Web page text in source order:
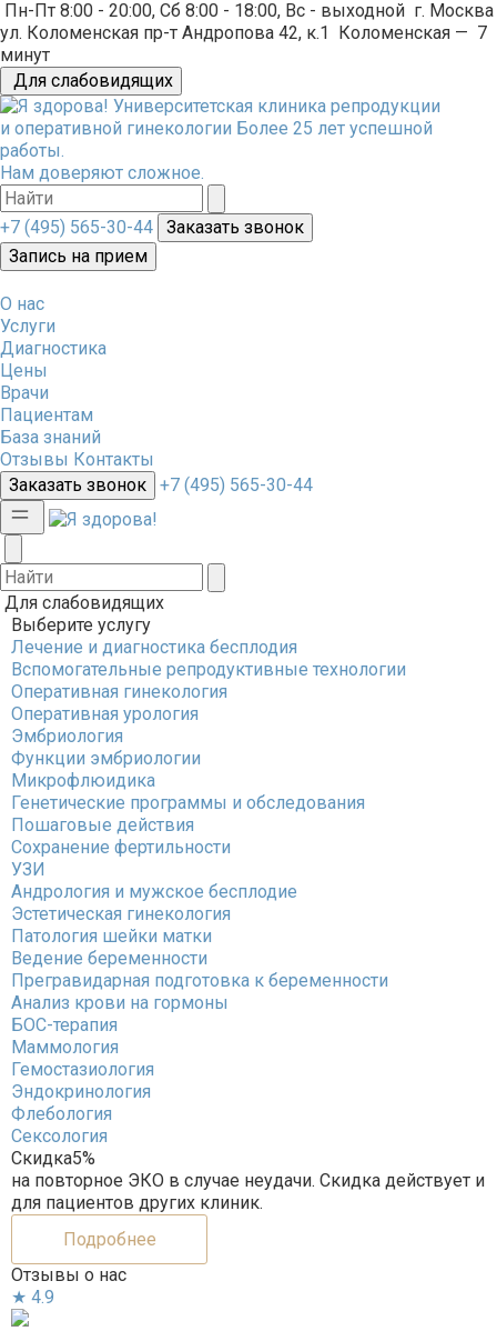
Пн-Пт 8:00 - 20:00, Сб 8:00 - 18:00, Вс - выходной г. Москва
ул. Коломенская пр-т Андропова 42, к.1 Коломенская — 7
минут
Для слабовидящих
Университетская клиника репродукции
и оперативной гинекологии Более 25 лет успешной
работы.
Нам доверяют сложное.
+7 (495) 565-30-44
Заказать звонок
Запись на прием
О нас
Услуги
Диагностика
Цены
Врачи
Пациентам
База знаний
Отзывы Контакты
Заказать звонок
+7 (495) 565-30-44
Для слабовидящих
Выберите услугу
Лечение и диагностика бесплодия
Вспомогательные репродуктивные технологии
Оперативная гинекология
Оперативная урология
Эмбриология
Функции эмбриологии
Микрофлюидика
Генетические программы и обследования
Пошаговые действия
Сохранение фертильности
УЗИ
Андрология и мужское бесплодие
Эстетическая гинекология
Патология шейки матки
Ведение беременности
Прегравидарная подготовка к беременности
Анализ крови на гормоны
БОС-терапия
Маммология
Гемостазиология
Эндокринология
Флебология
Сексология
Скидка5%
на повторное ЭКО в случае неудачи. Скидка действует и
для пациентов других клиник.
Подробнее
Отзывы о нас
★ 4.9